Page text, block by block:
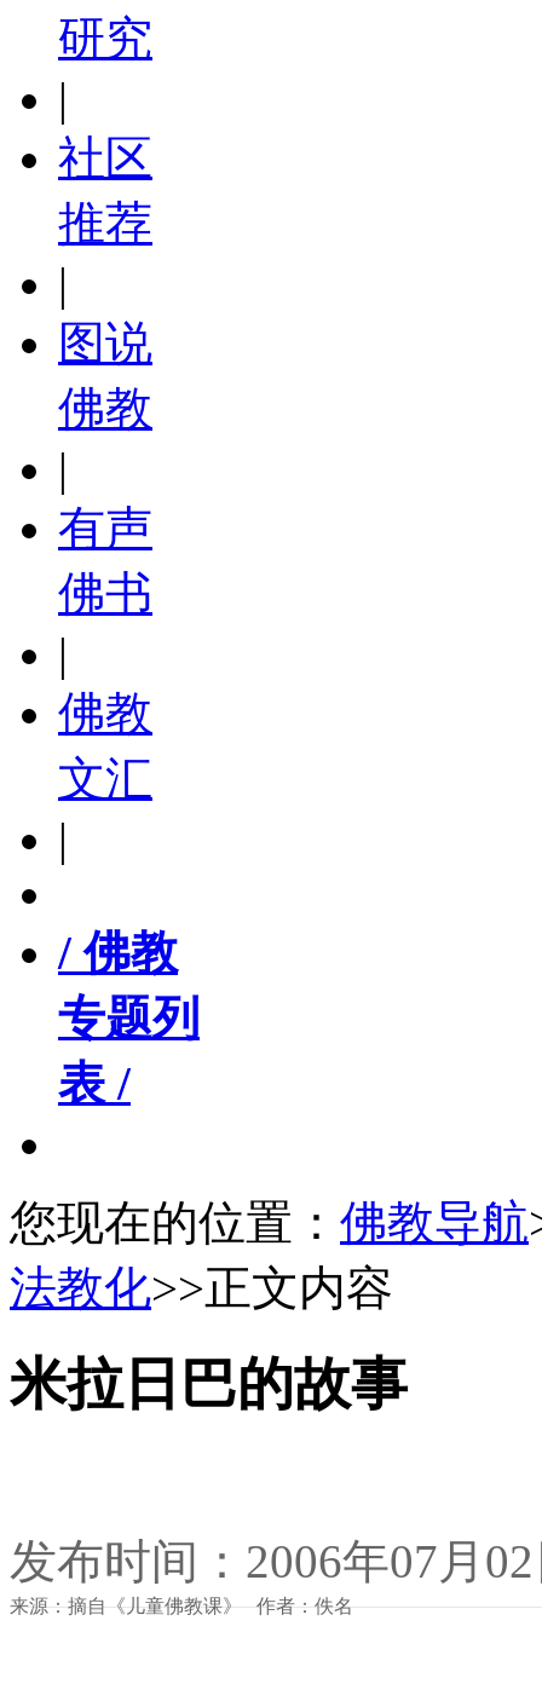
研究
|
社区
推荐
|
图说
佛教
|
有声
佛书
|
佛教
文汇
|
/ 佛教
专题列
表 /
您现在的位置： 佛教导航
法教化>>正文内容
米拉日巴的故事
发布时间：2006年07月
来源：摘自《儿童佛教课》 作者：佚名